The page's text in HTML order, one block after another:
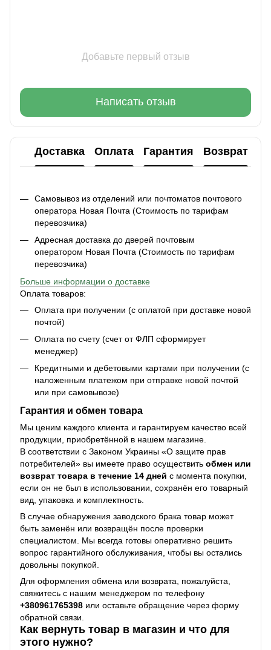
Добавьте первый отзыв
Написать отзыв
Доставка Оплата Гарантия Возврат
Самовывоз из отделений или почтоматов почтового
оператора Новая Почта (Стоимость по тарифам
перевозчика)
Адресная доставка до дверей почтовым
оператором Новая Почта (Стоимость по тарифам
перевозчика)
Больше информации о доставке
Оплата товаров:
Оплата при получении (с оплатой при доставке новой
почтой)
Оплата по счету (счет от ФЛП сформирует
менеджер)
Кредитными и дебетовыми картами при получении (с
наложенным платежом при отправке новой почтой
или при самовывозе)
Гарантия и обмен товара
Мы ценим каждого клиента и гарантируем качество всей
продукции, приобретённой в нашем магазине.
В соответствии с Законом Украины «О защите прав
потребителей» вы имеете право осуществить обмен или
возврат товара в течение 14 дней с момента покупки,
если он не был в использовании, сохранён его товарный
вид, упаковка и комплектность.
В случае обнаружения заводского брака товар может
быть заменён или возвращён после проверки
специалистом. Мы всегда готовы оперативно решить
вопрос гарантийного обслуживания, чтобы вы остались
довольны покупкой.
Для оформления обмена или возврата, пожалуйста,
свяжитесь с нашим менеджером по телефону
+380961765398 или оставьте обращение через форму
обратной связи.
Как вернуть товар в магазин и что для
этого нужно?